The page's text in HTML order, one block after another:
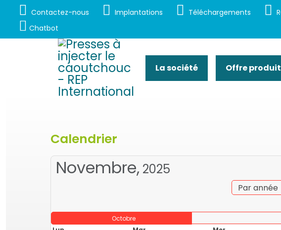
Contactez-nous Implantations Téléchargements
Chatbot
La société Offre
Calendrier
Novembre, 2025
Par année
Octobre